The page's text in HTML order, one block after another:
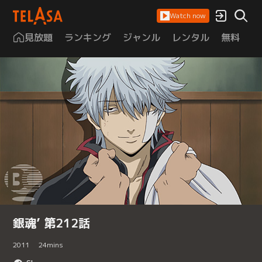
Watch now
見放題 ランキング ジャンル レンタル 無料
銀魂’ 第212話
2011 24mins